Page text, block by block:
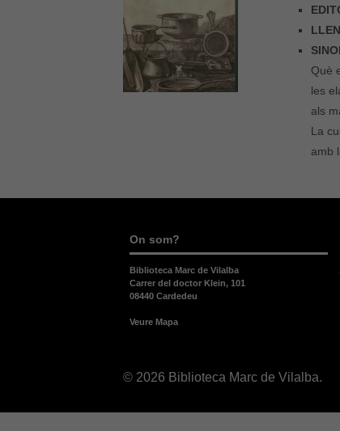
Què
les
als
La
amb
On som?
Biblioteca Marc de Vilalba
Carrer del doctor Klein, 101
08440 Cardedeu
Veure Mapa
© 2026 Biblioteca Marc de Vilalba.